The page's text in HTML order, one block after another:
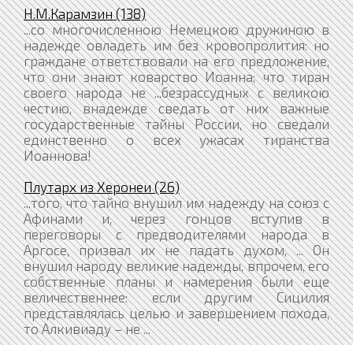
Н.М.Карамзин (138)
...со многочисленною Немецкою дружиною в
надежде овладеть им без кровопролития: но
граждане ответствовали на его предложение,
что они знают коварство Иоанна; что тиран
своего народа не ...безрассудных с великою
честию, внадежде сведать от них важные
государственные тайны России, но сведали
единственно о всех ужасах тиранства
Иоаннова!
Плутарх из Херонеи (26)
...того, что тайно внушил им надежду на союз с
Афинами и, через гонцов вступив в
переговоры с предводителями народа в
Аргосе, призвал их не падать духом, ... Он
внушил народу великие надежды, впрочем, его
собственные планы и намерения были еще
величественнее: если другим Сицилия
представлялась целью и завершением похода,
то Алкивиаду – не ...